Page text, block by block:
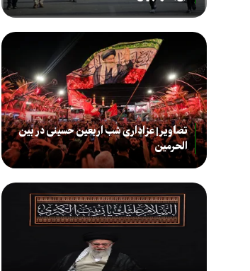
تصاویر| عزاداری شب اربعین حسینی در بین
الحرمین